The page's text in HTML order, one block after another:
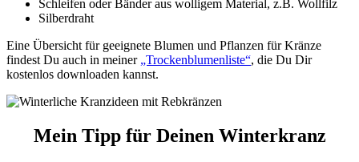
Schleifen oder Bänder aus wolligem Material, z.B. Wollfilz
Silberdraht
Eine Übersicht für geeignete Blumen und Pflanzen für Kränze
findest Du auch in meiner „Trockenblumenliste“, die Du Dir
kostenlos downloaden kannst.
Mein Tipp für Deinen Winterkranz